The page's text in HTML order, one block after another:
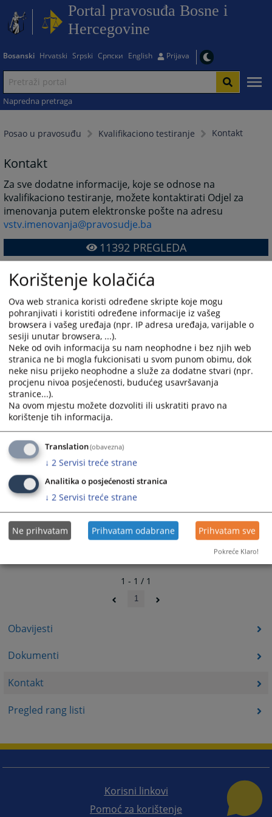
Portal pravosuđa Bosne i
Hercegovine
Bosanski Hrvatski Srpski Српски English Prijava
Napredna pretraga
Posao u pravosuđu Kvalifikaciono testiranje Kontakt
Obavijesti
Dokumenti
Kontakt
Pregled rang listi
Kontakt
Za sve dodatne informacije, koje se odnose na
kvalifikaciono testiranje, možete kontaktirati Odjel za
imenovanja putem elektronske pošte na adresu
vstv.imenovanja@pravosudje.ba
11392 PREGLEDA
1 - 1 / 1
1
Korisni linkovi
Pomoć za korištenje
Korištenje kolačića
Ova web stranica koristi određene skripte koje mogu
pohranjivati i koristiti određene informacije iz vašeg
browsera i vašeg uređaja (npr. IP adresa uređaja, varijable o
sesiji unutar browsera, ...).
Neke od ovih informacija su nam neophodne i bez njih web
stranica ne bi mogla fukcionisati u svom punom obimu, dok
neke nisu prijeko neophodne a služe za dodatne stvari (npr.
procjenu nivoa posjećenosti, budućeg usavršavanja
stranice...).
Na ovom mjestu možete dozvoliti ili uskratiti pravo na
korištenje tih informacija.
Translation(obavezna)
↓ 2 Servisi treće strane
Analitika o posjećenosti stranica
↓ 2 Servisi treće strane
Ne prihvatam Prihvatam odabrane Prihvatam sve
Pokreće Klaro!